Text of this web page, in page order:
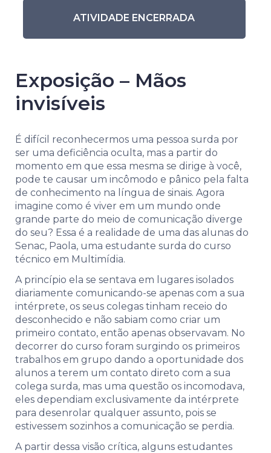
ATIVIDADE ENCERRADA
Exposição – Mãos
invisíveis
É difícil reconhecermos uma pessoa surda por
ser uma deficiência oculta, mas a partir do
momento em que essa mesma se dirige à você,
pode te causar um incômodo e pânico pela falta
de conhecimento na língua de sinais. Agora
imagine como é viver em um mundo onde
grande parte do meio de comunicação diverge
do seu? Essa é a realidade de uma das alunas do
Senac, Paola, uma estudante surda do curso
técnico em Multimídia.
A princípio ela se sentava em lugares isolados
diariamente comunicando-se apenas com a sua
intérprete, os seus colegas tinham receio do
desconhecido e não sabiam como criar um
primeiro contato, então apenas observavam. No
decorrer do curso foram surgindo os primeiros
trabalhos em grupo dando a oportunidade dos
alunos a terem um contato direto com a sua
colega surda, mas uma questão os incomodava,
eles dependiam exclusivamente da intérprete
para desenrolar qualquer assunto, pois se
estivessem sozinhos a comunicação se perdia.
A partir dessa visão crítica, alguns estudantes